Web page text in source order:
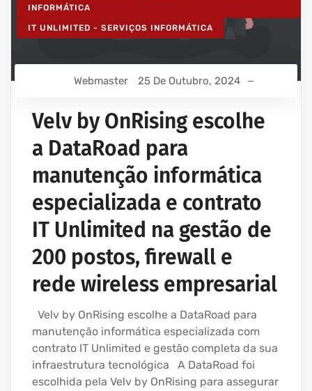
INFORMÁTICA
IT UNLIMITED - SERVIÇOS INFORMÁTICA
Webmaster 25 De Outubro, 2024
Velv by OnRising escolhe
a DataRoad para
manutenção informática
especializada e contrato
IT Unlimited na gestão de
200 postos, firewall e
rede wireless empresarial
Velv by OnRising escolhe a DataRoad para
manutenção informática especializada com
contrato IT Unlimited e gestão completa da sua
infraestrutura tecnológica A DataRoad foi
escolhida pela Velv by OnRising para assegurar